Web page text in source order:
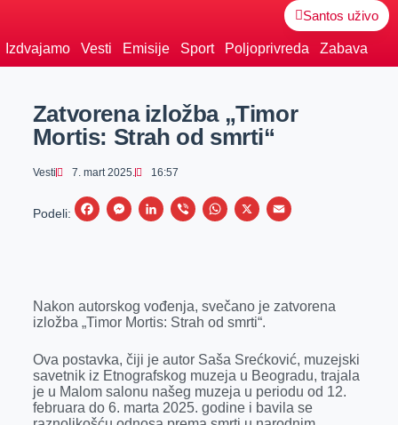
Santos uživo
Izdvajamo Vesti Emisije Sport Poljoprivreda Zabava
Zatvorena izložba „Timor
Mortis: Strah od smrti“
Vesti 7. mart 2025. 16:57
Podeli:
F
b
o
k
M
e
g
e
r
L
e
I
n
V
r
W
s
p
p
X
E
l
Nakon autorskog vođenja, svečano je zatvorena
izložba „Timor Mortis: Strah od smrti“.
Ova postavka, čiji je autor Saša Srećković, muzejski
savetnik iz Etnografskog muzeja u Beogradu, trajala
je u Malom salonu našeg muzeja u periodu od 12.
februara do 6. marta 2025. godine i bavila se